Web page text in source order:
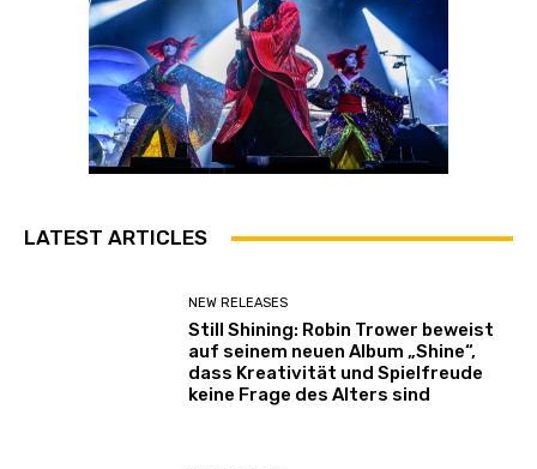
LATEST ARTICLES
NEW RELEASES
Still Shining: Robin Trower beweist
auf seinem neuen Album „Shine“,
dass Kreativität und Spielfreude
keine Frage des Alters sind